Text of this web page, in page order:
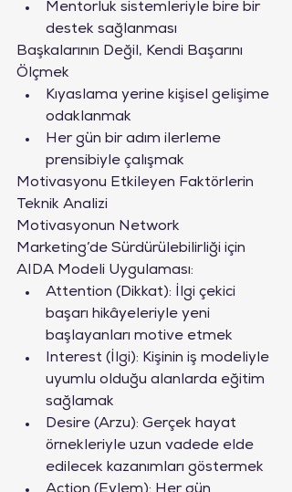
Mentorluk sistemleriyle bire bir
destek sağlanması
Başkalarının Değil, Kendi Başarını
Ölçmek
Kıyaslama yerine kişisel gelişime
odaklanmak
Her gün bir adım ilerleme
prensibiyle çalışmak
Motivasyonu Etkileyen Faktörlerin
Teknik Analizi
Motivasyonun Network
Marketing’de Sürdürülebilirliği için
AIDA Modeli Uygulaması:
Attention (Dikkat): İlgi çekici
başarı hikâyeleriyle yeni
başlayanları motive etmek
Interest (İlgi): Kişinin iş modeliyle
uyumlu olduğu alanlarda eğitim
sağlamak
Desire (Arzu): Gerçek hayat
örnekleriyle uzun vadede elde
edilecek kazanımları göstermek